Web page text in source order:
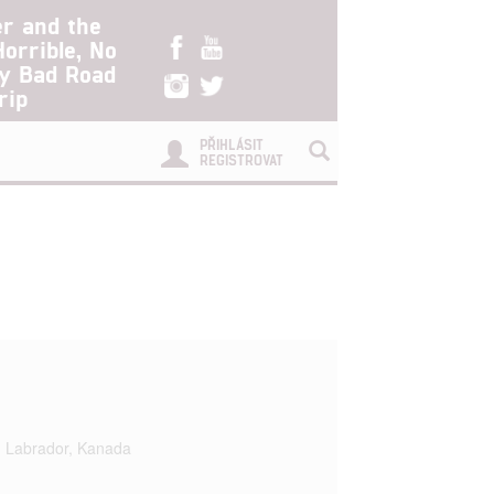
and the
No
Bad Road
PŘIHLÁSIT
REGISTROVAT
Kanada